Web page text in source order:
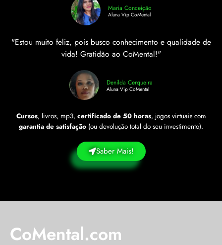
Maria Conceição
Aluna Vip CoMental
"Estou muito feliz, pois busco conhecimento e qualidade de
vida! Gratidão ao CoMental!"
Denilda Cerqueira
Aluna Vip CoMental
Cursos, livros, mp3, certificado de 50 horas, jogos virtuais com
garantia de satisfação (ou devolução total do seu investimento).
Saber Mais!
CoMental.com